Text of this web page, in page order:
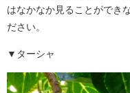
はなかなか見ることができ
ださい。
▼ターシャ